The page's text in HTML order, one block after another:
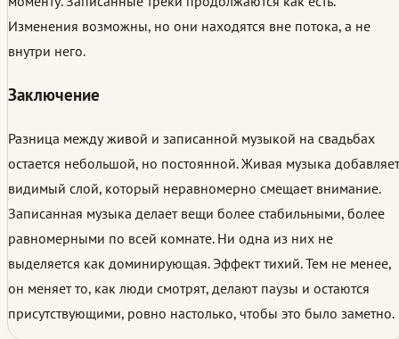
Изменения возможны, но они находятся вне потока, а не
внутри него.
Заключение
Разница между живой и записанной музыкой на свадьбах
остается небольшой, но постоянной. Живая музыка добавляет
видимый слой, который неравномерно смещает внимание.
Записанная музыка делает вещи более стабильными, более
равномерными по всей комнате. Ни одна из них не
выделяется как доминирующая. Эффект тихий. Тем не менее,
он меняет то, как люди смотрят, делают паузы и остаются
присутствующими, ровно настолько, чтобы это было заметно.